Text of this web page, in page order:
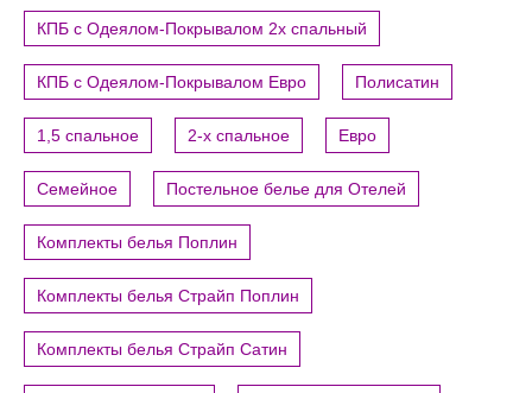
КПБ с Одеялом-Покрывалом 2х спальный
КПБ с Одеялом-Покрывалом Евро Полисатин
1,5 спальное 2-х спальное Евро
Семейное Постельное белье для Отелей
Комплекты белья Поплин
Комплекты белья Страйп Поплин
Комплекты белья Страйп Сатин